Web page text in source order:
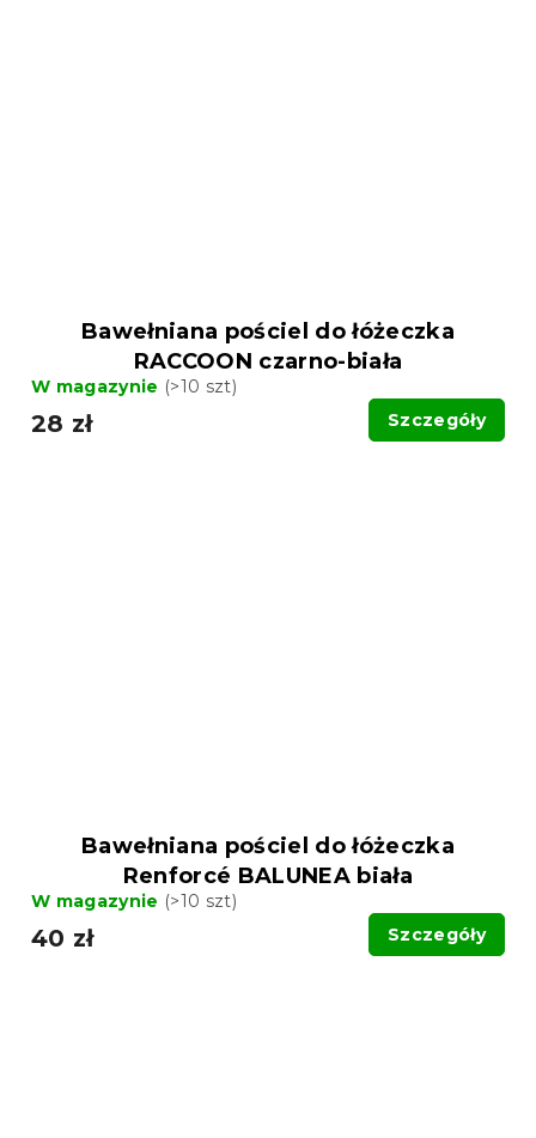
Bawełniana pościel do łóżeczka
RACCOON czarno-biała
W magazynie (>10 szt)
28 zł Szczegóły
Bawełniana pościel do łóżeczka
Renforcé BALUNEA biała
W magazynie (>10 szt)
40 zł Szczegóły